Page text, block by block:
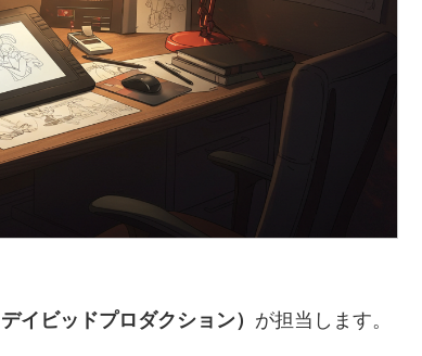
ビッドプロダクション） が担当します。